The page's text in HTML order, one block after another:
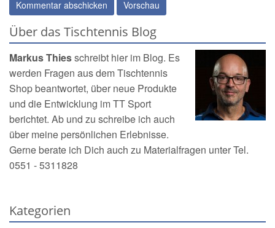
Über das Tischtennis Blog
Markus Thiesschreibt hier im Blog. Es
werden Fragen aus demTischtennis
Shopbeantwortet, über neue Produkte
und die Entwicklung im TT Sport
berichtet. Ab und zu schreibe ich auch
über meine persönlichen Erlebnisse.
Gerne berate ich Dich auch zu Materialfragen unter Tel.
0551 - 5311828
Kategorien